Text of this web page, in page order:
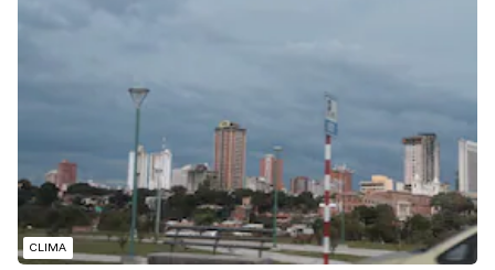
CLIMA